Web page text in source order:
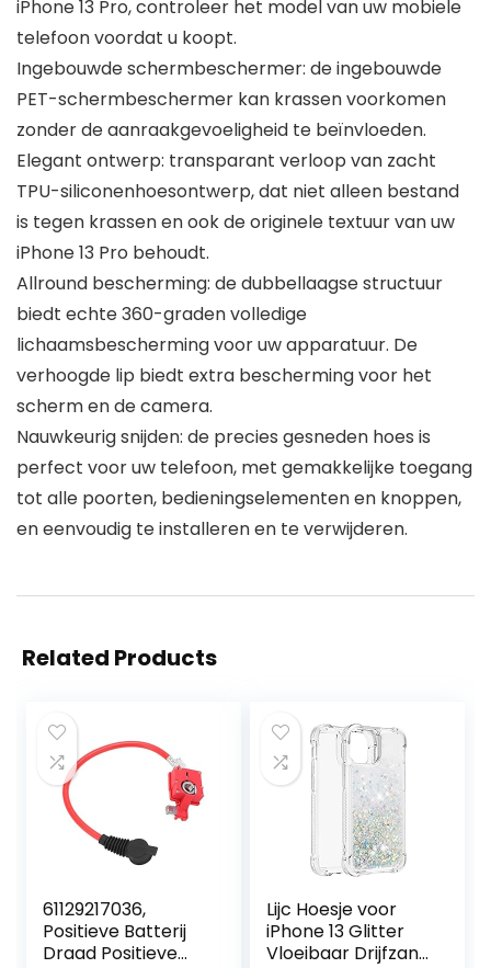
iPhone 13 Pro, controleer het model van uw mobiele
telefoon voordat u koopt.
Ingebouwde schermbeschermer: de ingebouwde
PET-schermbeschermer kan krassen voorkomen
zonder de aanraakgevoeligheid te beïnvloeden.
Elegant ontwerp: transparant verloop van zacht
TPU-siliconenhoesontwerp, dat niet alleen bestand
is tegen krassen en ook de originele textuur van uw
iPhone 13 Pro behoudt.
Allround bescherming: de dubbellaagse structuur
biedt echte 360-graden volledige
lichaamsbescherming voor uw apparatuur. De
verhoogde lip biedt extra bescherming voor het
scherm en de camera.
Nauwkeurig snijden: de precies gesneden hoes is
perfect voor uw telefoon, met gemakkelijke toegang
tot alle poorten, bedieningselementen en knoppen,
en eenvoudig te installeren en te verwijderen.
Related Products
61129217036,
Positieve Batterij
Draad Positieve
Lijc Hoesje voor
iPhone 13 Glitter
Vloeibaar Drijfzand